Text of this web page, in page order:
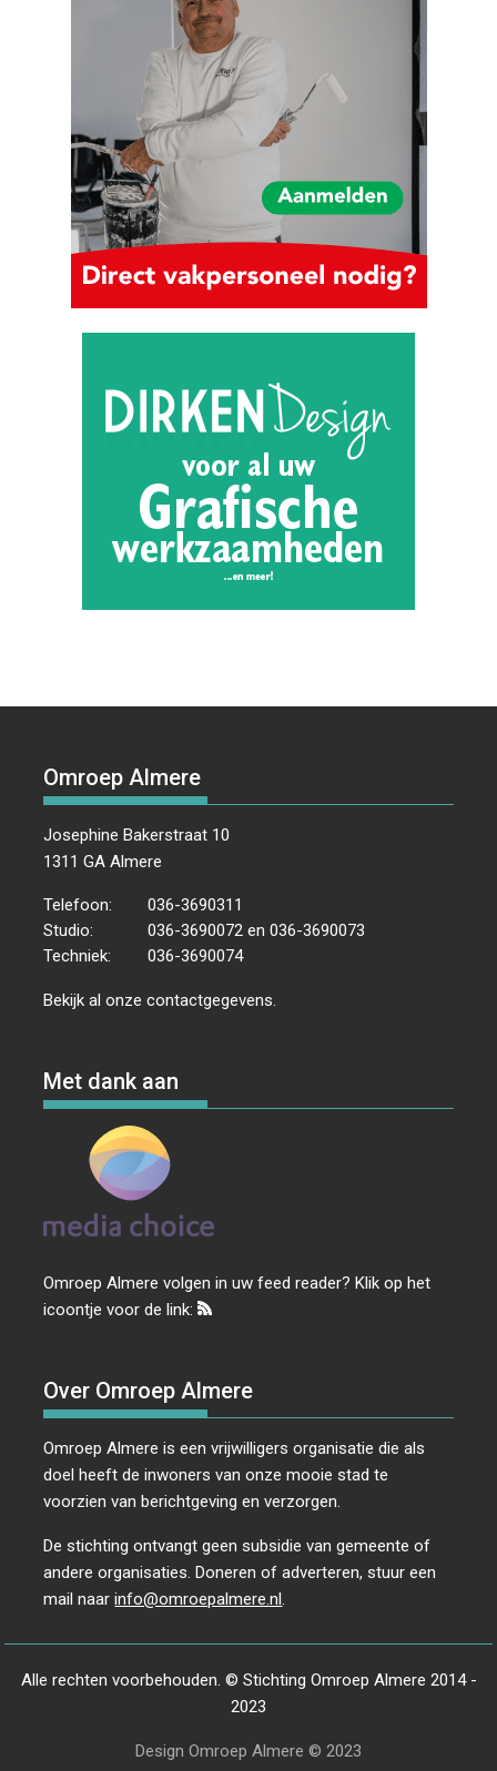
Omroep Almere
Josephine Bakerstraat 10
1311 GA Almere
Telefoon:
036-3690311
Studio:
036-3690072 en 036-3690073
Techniek:
036-3690074
Bekijk al onzecontactgegevens
Met dank aan
Omroep Almere volgen in uw feed reader? Klik op het
icoontje voor de link:
Over Omroep Almere
Omroep Almere is een vrijwilligers organisatie die als
doel heeft de inwoners van onze mooie stad te
voorzien van berichtgeving en verzorgen.
De stichting ontvangt geen subsidie van gemeente of
andere organisaties. Doneren of adverteren, stuur een
mail naarinfo@omroepalmere.nl.
Alle rechten voorbehouden. © Stichting Omroep Almere 2014 -
2023
Design Omroep Almere © 2023